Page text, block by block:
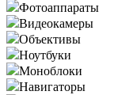
Фотоаппараты
Видеокамеры
Объективы
Ноутбуки
Моноблоки
Навигаторы